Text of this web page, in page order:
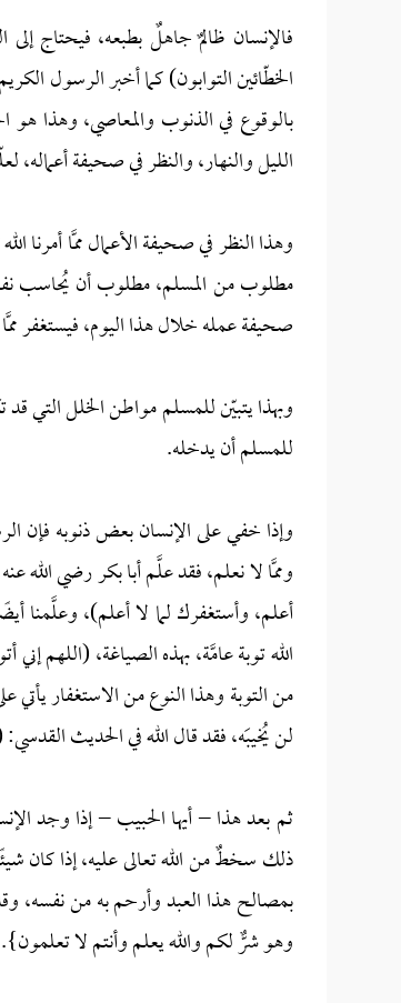
فالإنسان ظالمٌ جاهلٌ بطبعه، فيحتاج
الخطّائين التوابون) كما أخبر الرسول
بالوقوع في الذنوب والمعاصي، وهذا هو
الليل والنهار، والنظر في صحيفة أعماله،
وهذا النظر في صحيفة الأعمال ممَّا أمرنا
مطلوب من المسلم، مطلوب أن يُحاسب
صحيفة عمله خلال هذا اليوم، فيستغفر
وبهذا يتبيّن للمسلم مواطن الخلل التي
للمسلم أن يدخله.
وإذا خفي على الإنسان بعض ذنوبه فإن
وممَّا لا نعلم، فقد علَّم أبا بكر رضي الله
أعلم، وأستغفرك لما لا أعلم)، وعلَّمنا
الله توبة عامَّة، بهذه الصياغة، (اللهم
من التوبة وهذا النوع من الاستغفار يأتي
لن يُخيبَه، فقد قال الله في الحديث
ثم بعد هذا – أيها الحبيب – إذا وجد
ذلك سخطٌ من الله تعالى عليه، إذا كان
بمصالح هذا العبد وأرحم به من نفسه،
وهو شرٌّ لكم والله يعلم وأنتم لا تعلمون}.